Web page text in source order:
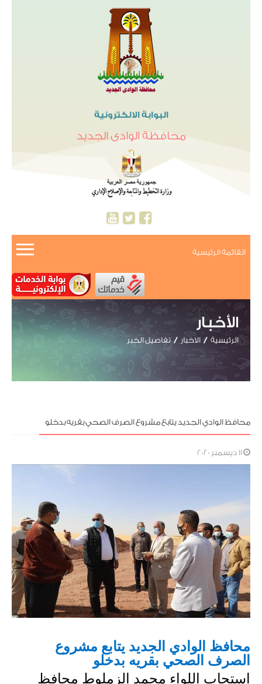
البوابة الالكترونية
محافظة الوادى الجديد
القائمة الرئيسية
الأخبار
الرئيسية الاخبار تفاصيل الخبر
محافظ الوادي الجديد يتابع مشروع الصرف الصحي بقريه بدخلو
محافظ الوادي الجديد
الصرف الصحي بقريه بدخلو